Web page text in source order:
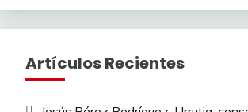
Artículos Recientes